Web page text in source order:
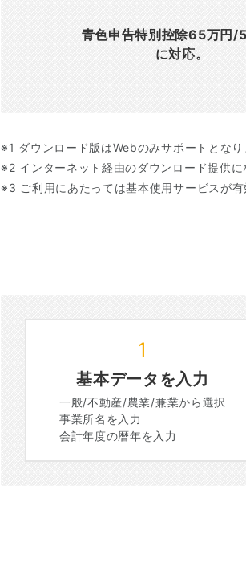
青色申告特別控除65万円/
に対応。
※1 ダウンロード版はWebのみサポートとなり
※2 インターネット経由のダウンロード提供に
※3 ご利用にあたっては基本使用サービスが有
1
基本データを入力
一般/不動産/農業/兼業から選択
事業所名を入力
会計年度の暦年を入力